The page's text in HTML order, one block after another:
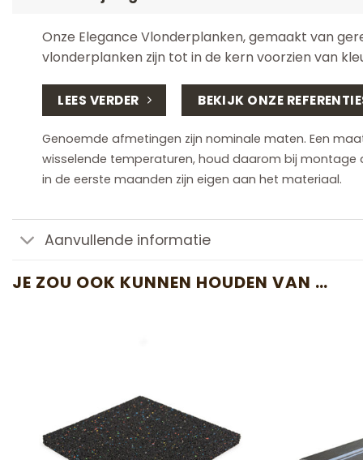
Onze Elegance Vlonderplanken, gemaakt van
vlonderplanken zijn tot in de kern voorzien van
LEES VERDER BEKIJK ONZE
Genoemde afmetingen zijn nominale maten. Een
wisselende temperaturen, houd daarom bij montage
in de eerste maanden zijn eigen aan het materiaal.
Aanvullende informatie
JE ZOU OOK KUNNEN HOUDEN VAN …